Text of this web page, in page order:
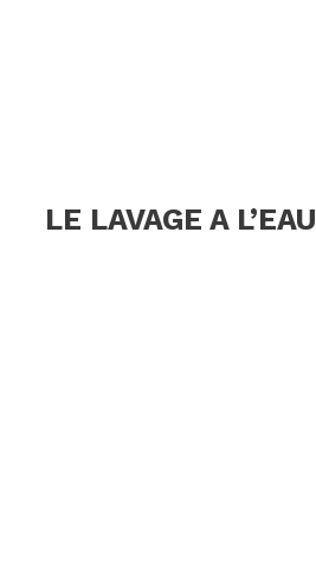
LE LAVAGE A L’EAU